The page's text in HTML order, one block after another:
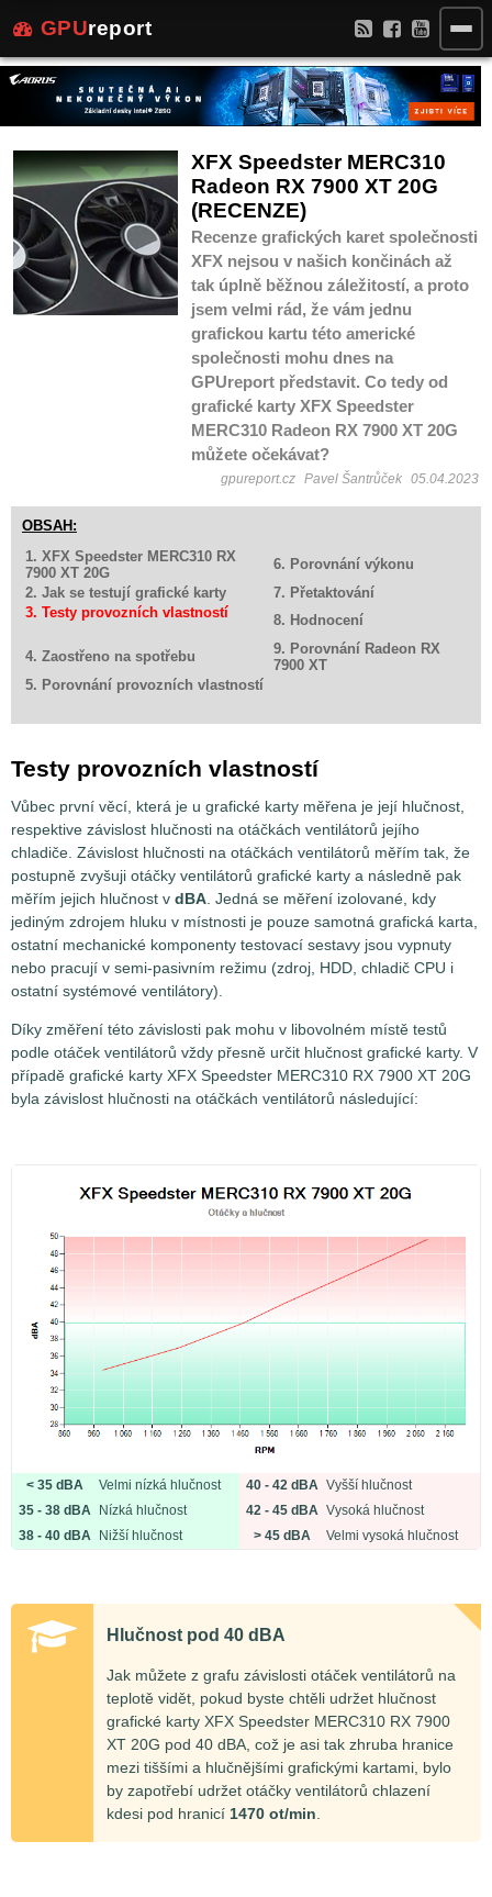
GPUreport
XFX Speedster MERC310
Radeon RX 7900 XT 20G
(RECENZE)
Recenze grafických karet společnosti
XFX nejsou v našich končinách až
tak úplně běžnou záležitostí, a proto
jsem velmi rád, že vám jednu
grafickou kartu této americké
společnosti mohu dnes na
GPUreport představit. Co tedy od
grafické karty XFX Speedster
MERC310 Radeon RX 7900 XT 20G
můžete očekávat?
gpureport.cz Pavel Šantrůček 05.04.2023
OBSAH:
1. XFX Speedster MERC310 RX
7900 XT 20G
6. Porovnání výkonu
2. Jak se testují grafické karty
7. Přetaktování
3. Testy provozních vlastností
8. Hodnocení
4. Zaostřeno na spotřebu
9. Porovnání Radeon RX
7900 XT
5. Porovnání provozních vlastností
Testy provozních vlastností
Vůbec první věcí, která je u grafické karty měřena je její hlučnost,
respektive závislost hlučnosti na otáčkách ventilátorů jejího
chladiče. Závislost hlučnosti na otáčkách ventilátorů měřím tak, že
postupně zvyšuji otáčky ventilátorů grafické karty a následně pak
měřím jejich hlučnost v dBA. Jedná se měření izolované, kdy
jediným zdrojem hluku v místnosti je pouze samotná grafická karta,
ostatní mechanické komponenty testovací sestavy jsou vypnuty
nebo pracují v semi-pasivním režimu (zdroj, HDD, chladič CPU i
ostatní systémové ventilátory).
Díky změření této závislosti pak mohu v libovolném místě testů
podle otáček ventilátorů vždy přesně určit hlučnost grafické karty. V
případě grafické karty XFX Speedster MERC310 RX 7900 XT 20G
byla závislost hlučnosti na otáčkách ventilátorů následující:
< 35 dBA Velmi nízká hlučnost 40 - 42 dBA Vyšší hlučnost
35 - 38 dBA
Nízká hlučnost 42 - 45 dBA Vysoká hlučnost
38 - 40 dBA
Nižší hlučnost > 45 dBA Velmi vysoká hlučnost
Hlučnost pod 40 dBA
Jak můžete z grafu závislosti otáček ventilátorů na
teplotě vidět, pokud byste chtěli udržet hlučnost
grafické karty XFX Speedster MERC310 RX 7900
XT 20G pod 40 dBA, což je asi tak zhruba hranice
mezi tiššími a hlučnějšími grafickými kartami, bylo
by zapotřebí udržet otáčky ventilátorů chlazení
kdesi pod hranicí 1470 ot/min